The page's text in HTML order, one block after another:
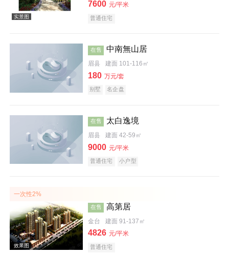
7600 元/平米
普通住宅
在售 中南無山居
眉县 建面 101-116㎡
180 万元/套
别墅 名企盘
在售 太白逸境
眉县 建面 42-59㎡
9000 元/平米
普通住宅 小户型
一次性2%
在售 高第居
金台 建面 91-137㎡
4826 元/平米
普通住宅